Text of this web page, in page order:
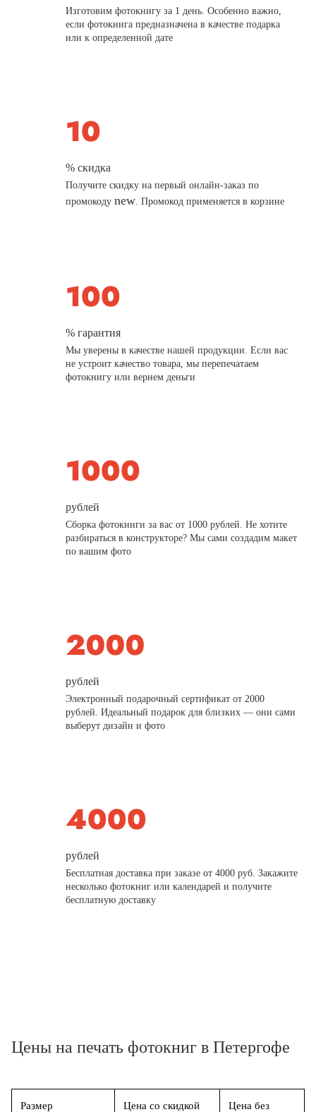
Изготовим фотокнигу за 1 день. Особенно важно,
если фотокнига предназначена в качестве подарка
или к определенной дате
% скидка
Получите скидку на первый онлайн-заказ по
промокодуnew. Промокод применяется в корзине
% гарантия
Мы уверены в качестве нашей продукции. Если вас
не устроит качество товара, мы перепечатаем
фотокнигу или вернем деньги
рублей
Сборка фотокниги за вас от 1000 рублей. Не хотите
разбираться в конструкторе? Мы сами создадим макет
по вашим фото
рублей
Электронный подарочный сертификат от 2000
рублей. Идеальный подарок для близких — они сами
выберут дизайн и фото
рублей
Бесплатная доставка при заказе от 4000 руб. Закажите
несколько фотокниг или календарей и получите
бесплатную доставку
Цены на печать фотокниг в Петергофе
Размер
Цена со скидкой
Цена без